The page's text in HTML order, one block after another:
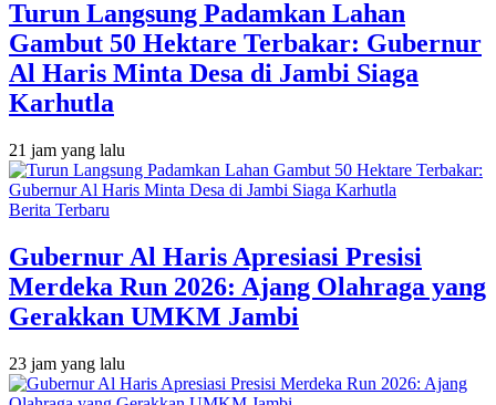
Turun Langsung Padamkan Lahan
Gambut 50 Hektare Terbakar: Gubernur
Al Haris Minta Desa di Jambi Siaga
Karhutla
21 jam yang lalu
Berita Terbaru
Gubernur Al Haris Apresiasi Presisi
Merdeka Run 2026: Ajang Olahraga yang
Gerakkan UMKM Jambi
23 jam yang lalu